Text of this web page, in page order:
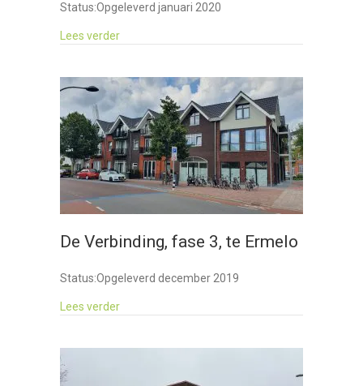
Status:Opgeleverd januari 2020
Lees verderabout Nieuwbouw VTB (Veluwe Transferium
De Verbinding, fase 3, te Ermelo
Status:Opgeleverd december 2019
Lees verderabout De Verbinding, fase 3, te Ermelo